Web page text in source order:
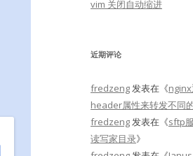
vim 关闭自动缩进
近期评论
fredzeng发表在《
header属性来转发不同
fredzeng发表在《sftp
读写家目录》